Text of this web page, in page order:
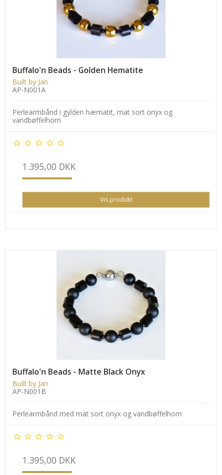
Buffalo'n Beads - Golden Hematite
Built by Jan
AP-N001A
Perlearmbånd i gylden hæmatit, mat sort onyx og
vandbøffelhorn
1.395,00 DKK
Vis produkt
Buffalo'n Beads - Matte Black Onyx
Built by Jan
AP-N001B
Perlearmbånd med mat sort onyx og vandbøffelhorn
1.395,00 DKK